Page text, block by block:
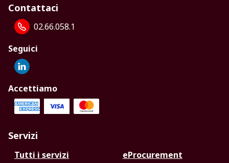
Contattaci
02.66.058.1
Seguici
Accettiamo
Servizi
Tutti i servizi
eProcurement